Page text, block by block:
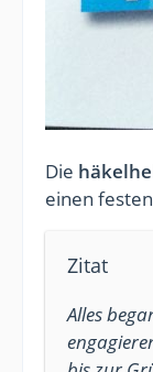
Die
einen
Zitat
Alles